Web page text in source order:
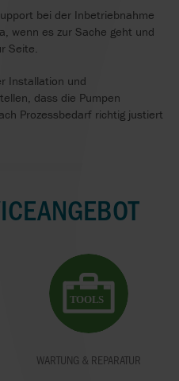
bei der Inbetriebnahme
wenn es zur Sache geht und
Seite.
Installation und
dass die Pumpen
Prozessbedarf richtig justiert
WARTUNG & REPARATUR